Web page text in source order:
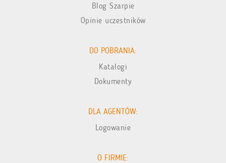
Blog Szarpie
Opinie uczestników
DO POBRANIA:
Katalogi
Dokumenty
DLA AGENTÓW:
Logowanie
O FIRMIE: